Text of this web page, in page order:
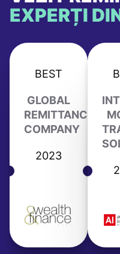
EXPERȚI
BEST
GLOBAL
REMITTANCE
COMPANY
2023